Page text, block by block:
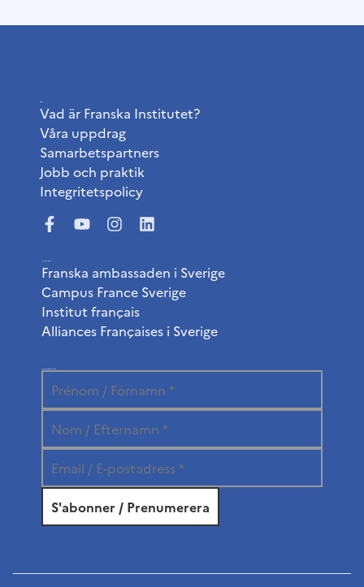
Vad är Franska Institutet?
Våra uppdrag
Samarbetspartners
Jobb och praktik
Integritetspolicy
Franska ambassaden i Sverige
Campus France Sverige
Institut français
Alliances Françaises i Sverige